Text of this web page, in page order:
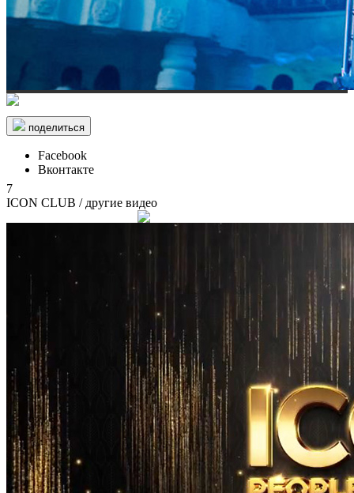
поделиться
Facebook
Вконтакте
7
ICON CLUB / другие видео